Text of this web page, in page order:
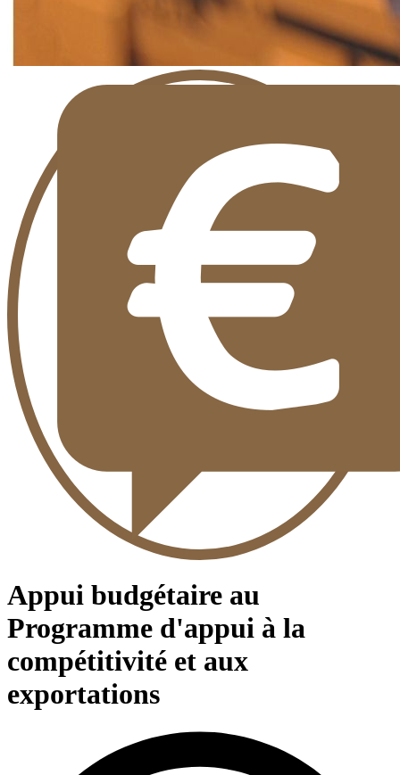
Appui budgétaire au
Programme d'appui à la
compétitivité et aux
exportations